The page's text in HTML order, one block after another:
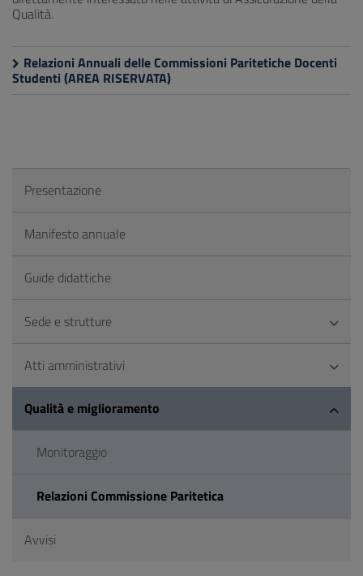
Qualità.
Relazioni Annuali delle Commissioni Paritetiche Docenti
Studenti (AREA RISERVATA)
Presentazione
Manifesto annuale
Guide didattiche
Sede e strutture
Atti amministrativi
Qualità e miglioramento
Monitoraggio
Relazioni Commissione Paritetica
Avvisi